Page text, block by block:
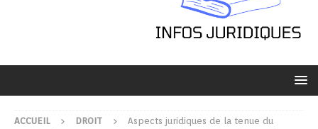
ACCUEIL DROIT
Aspects juridiques de la tenue du